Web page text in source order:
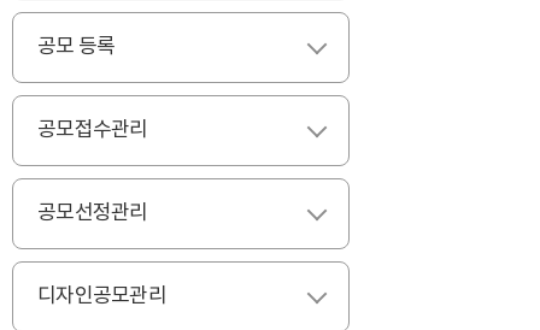
공모 등록
공모접수관리
공모선정관리
디자인공모관리